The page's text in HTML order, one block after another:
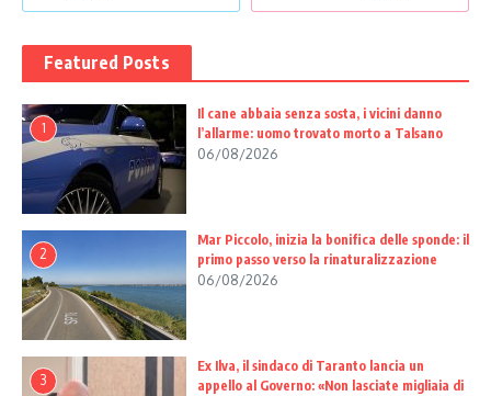
Featured Posts
1
Il cane abbaia senza sosta, i vicini danno
l’allarme: uomo trovato morto a Talsano
06/08/2026
2
Mar Piccolo, inizia la bonifica delle sponde: il
primo passo verso la rinaturalizzazione
06/08/2026
3
Ex Ilva, il sindaco di Taranto lancia un
appello al Governo: «Non lasciate migliaia di